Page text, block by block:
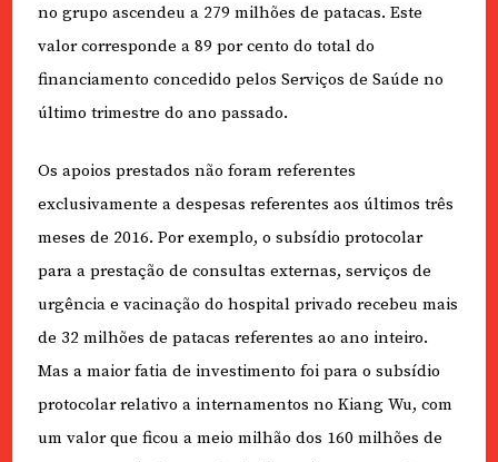
no grupo ascendeu a 279 milhões de patacas. Este
valor corresponde a 89 por cento do total do
financiamento concedido pelos Serviços de Saúde no
último trimestre do ano passado.
Os apoios prestados não foram referentes
exclusivamente a despesas referentes aos últimos três
meses de 2016. Por exemplo, o subsídio protocolar
para a prestação de consultas externas, serviços de
urgência e vacinação do hospital privado recebeu mais
de 32 milhões de patacas referentes ao ano inteiro.
Mas a maior fatia de investimento foi para o subsídio
protocolar relativo a internamentos no Kiang Wu, com
um valor que ficou a meio milhão dos 160 milhões de